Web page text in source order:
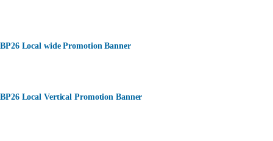
BP26 Local wide Promotion Banner
BP26 Local Vertical Promotion Banner